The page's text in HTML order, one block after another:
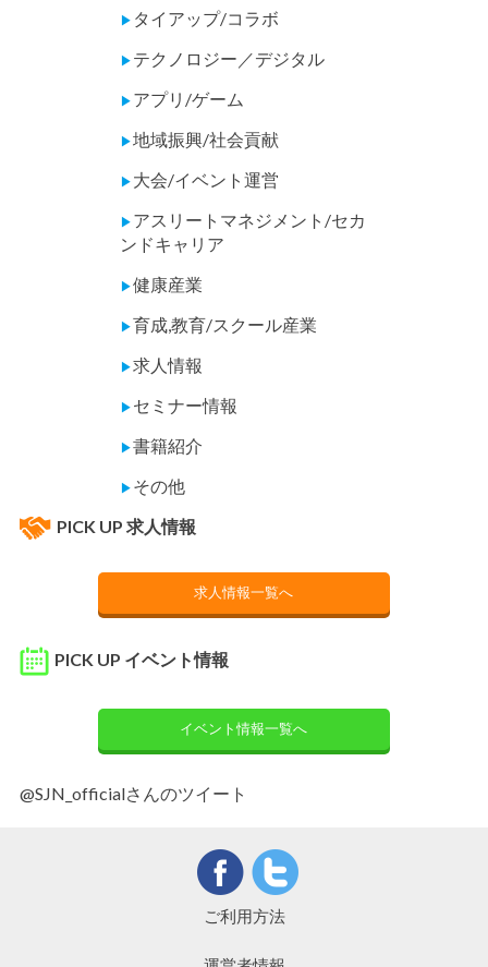
▶ タイアップ/コラボ
▶ テクノロジー／デジタル
▶ アプリ/ゲーム
▶地域振興/社会貢献
▶ 大会/イベント運営
▶ アスリートマネジメント/セカ
ンドキャリア
▶健康産業
▶育成,教育/スクール産業
▶求人情報
▶ セミナー情報
▶書籍紹介
▶ その他
PICK UP 求人情報
求人情報一覧へ
PICK UP イベント情報
イベント情報一覧へ
@SJN_officialさんのツイート
ご利用方法